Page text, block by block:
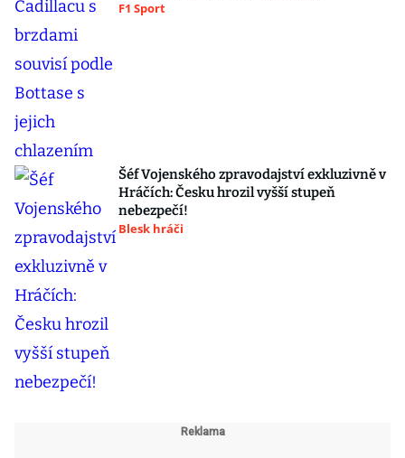
F1 Sport
Šéf Vojenského zpravodajství exkluzivně v
Hráčích: Česku hrozil vyšší stupeň
nebezpečí!
Blesk hráči